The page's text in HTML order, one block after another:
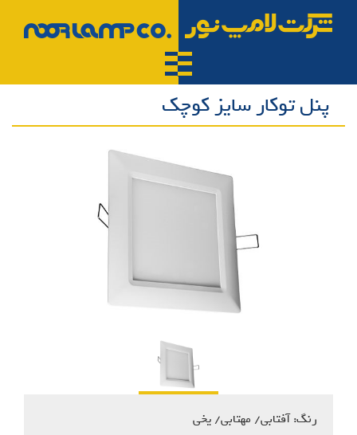
پنل توکار سایز کوچک
رنگ: آفتابی/ مهتابی/ یخی